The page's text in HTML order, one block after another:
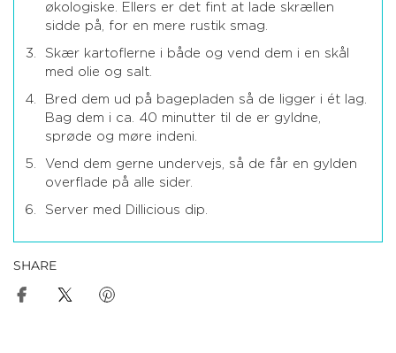
økologiske. Ellers er det fint at lade skrællen
sidde på, for en mere rustik smag.
Skær kartoflerne i både og vend dem i en skål
med olie og salt.
Bred dem ud på bagepladen så de ligger i ét lag.
Bag dem i ca. 40 minutter til de er gyldne,
sprøde og møre indeni.
Vend dem gerne undervejs, så de får en gylden
overflade på alle sider.
Server med Dillicious dip.
SHARE